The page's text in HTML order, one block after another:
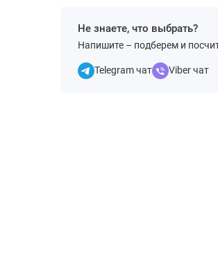
Не знаете, что выбрать?
Напишите – подберем и
Telegram чат Viber чат